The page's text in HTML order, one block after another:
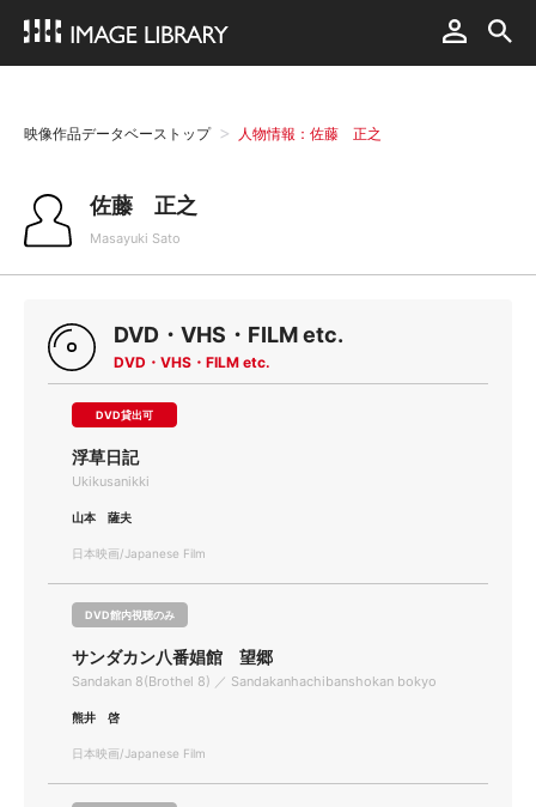
映像作品データベーストップ 人物情報：佐藤 正之
佐藤 正之
Masayuki Sato
DVD・VHS・FILM etc.
DVD・VHS・FILM etc.
DVD貸出可
浮草日記
Ukikusanikki
山本 薩夫
日本映画/Japanese Film
DVD館内視聴のみ
サンダカン八番娼館 望郷
Sandakan 8(Brothel 8) ／ Sandakanhachibanshokan bokyo
熊井 啓
日本映画/Japanese Film